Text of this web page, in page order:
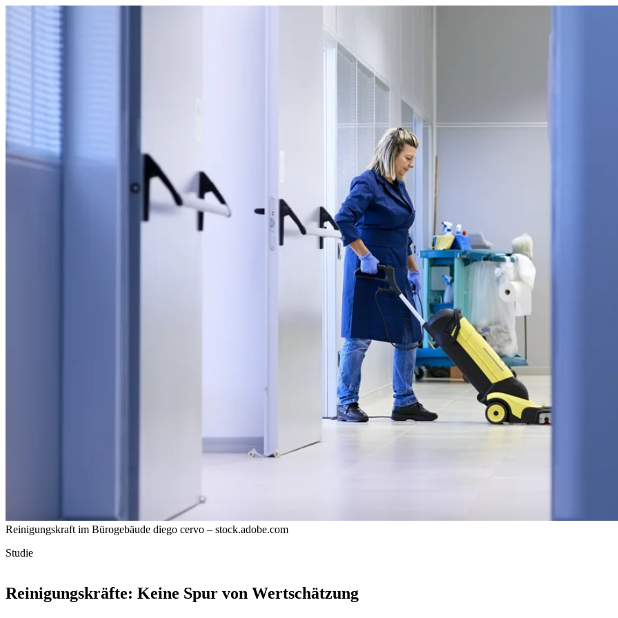
Reinigungskraft im Bürogebäude diego cervo – stock.adobe.com
Studie
Reinigungskräfte: Keine Spur von Wertschätzung